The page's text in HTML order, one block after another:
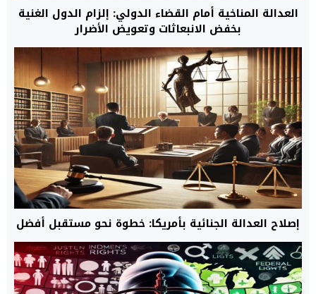
العدالة المناخية أمام القضاء الدولي: إلزام الدول الغنية
بخفض الانبعاثات وتعويض الأضرار
إصلاح العدالة الجنائية بأمريكا: خطوة نحو مستقبل أفضل